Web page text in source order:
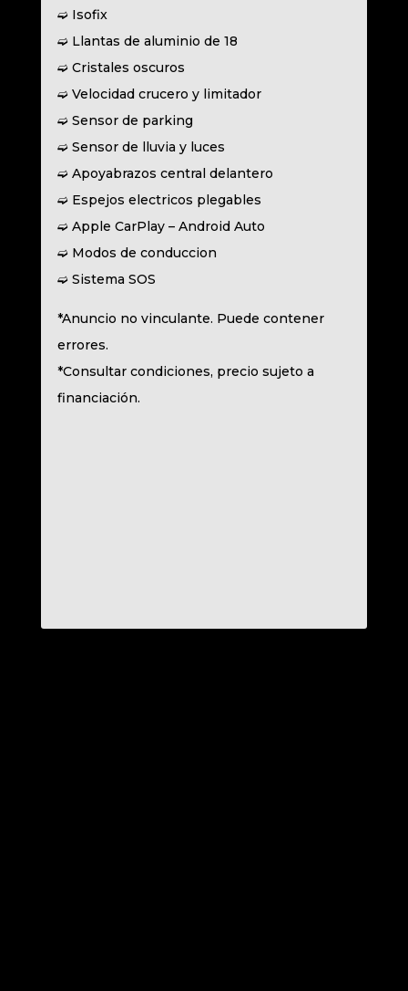
➫ Isofix
➫ Llantas de aluminio de 18
➫ Cristales oscuros
➫ Velocidad crucero y limitador
➫ Sensor de parking
➫ Sensor de lluvia y luces
➫ Apoyabrazos central delantero
➫ Espejos electricos plegables
➫ Apple CarPlay – Android Auto
➫ Modos de conduccion
➫ Sistema SOS
*Anuncio no vinculante. Puede contener
errores.
*Consultar condiciones, precio sujeto a
financiación.